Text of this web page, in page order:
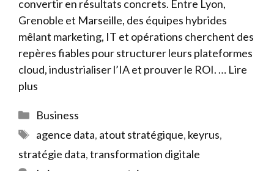
convertir en résultats concrets. Entre Lyon,
Grenoble et Marseille, des équipes hybrides
mêlant marketing, IT et opérations cherchent des
repères fiables pour structurer leurs plateformes
cloud, industrialiser l’IA et prouver le ROI. … Lire
plus
Catégories
Business
Étiquettes
agence data, atout stratégique, keyrus,
stratégie data,transformation digitale